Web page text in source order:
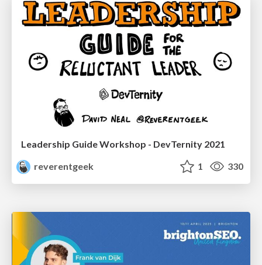
Leadership Guide Workshop - DevTernity 2021
reverentgeek
1 330